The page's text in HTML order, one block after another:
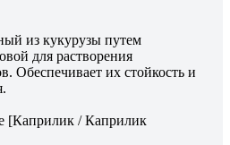
из кукурузы путем
для растворения
Обеспечивает их стойкость и
[Каприлик / Каприлик